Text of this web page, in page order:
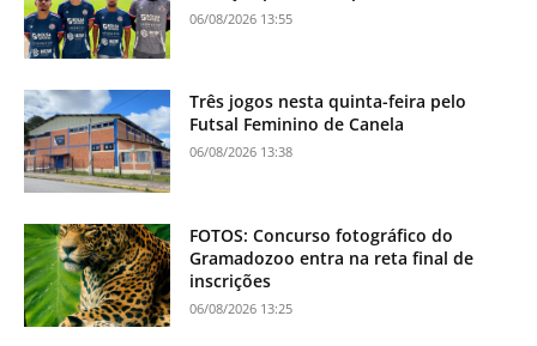
06/08/2026 13:55
Três jogos nesta quinta-feira pelo
Futsal Feminino de Canela
06/08/2026 13:38
FOTOS: Concurso fotográfico do
Gramadozoo entra na reta final de
inscrições
06/08/2026 13:25